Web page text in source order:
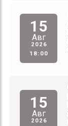
15
Авг
2026
18:00
15
Авг
2026